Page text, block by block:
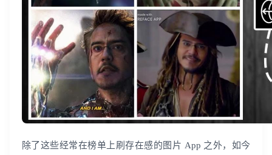
除了这些经常在榜单上刷存在感的图片 App 之外，如今